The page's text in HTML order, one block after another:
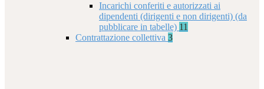
Incarichi conferiti e autorizzati ai
dipendenti (dirigenti e non dirigenti) (da
pubblicare in tabelle) 11
Contrattazione collettiva 3